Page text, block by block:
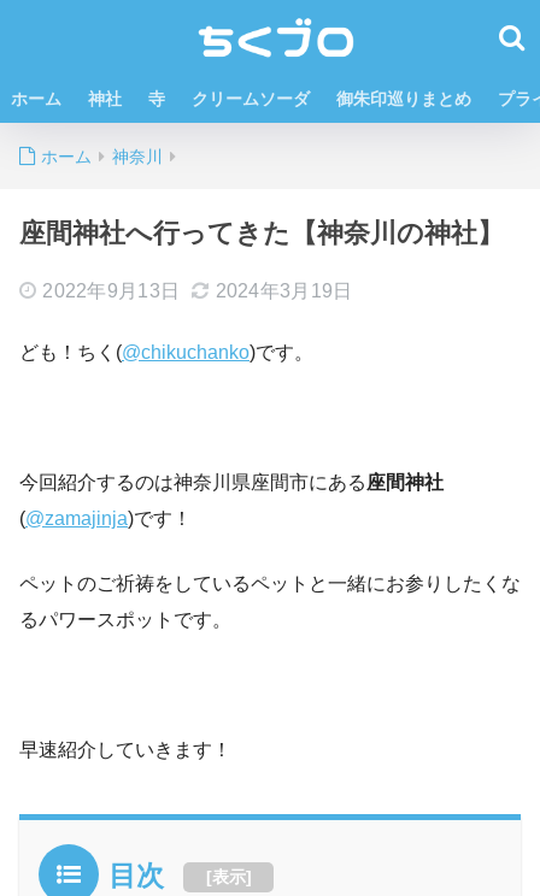
ホーム 神社 寺 クリームソーダ 御朱印巡りまとめ プラ
ホーム 神奈川
座間神社へ行ってきた【神奈川の神社】
2022年9月13日 2024年3月19日
ども！ちく(@chikuchanko)です。
今回紹介するのは神奈川県座間市にある座間神社
(@zamajinja)です！
ペットのご祈祷をしているペットと一緒にお参りしたくな
るパワースポットです。
早速紹介していきます！
目次 [表示]